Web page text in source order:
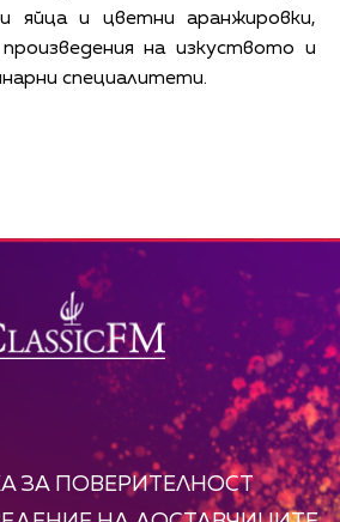
яйца и цветни аранжировки,
на изкуството и
специалитети.
ЗА ПОВЕРИТЕЛНОСТ